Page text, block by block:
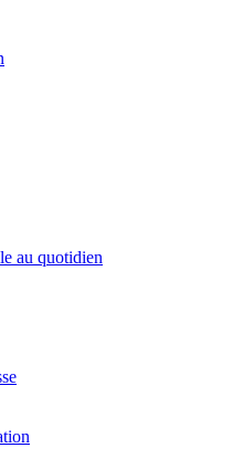
au quotidien